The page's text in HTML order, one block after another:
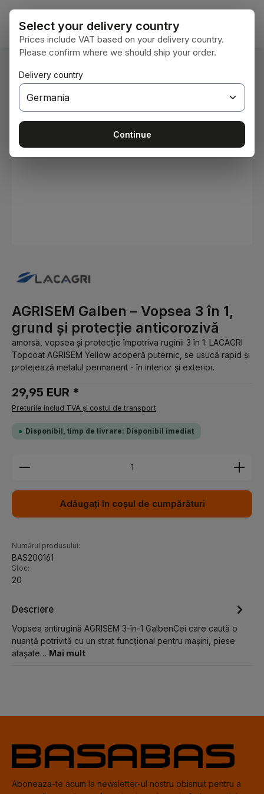
Sari la conținutul principal
Sunteți aici: Acasă
AGRISEM Galben – Vopsea 3 în 1,
grund și protecție anticorozivă
amorsă, vopsea și protecție împotriva ruginii 3 în 1: LACAGRI
Topcoat AGRISEM Yellow acoperă puternic, se usucă rapid și
protejează metalul permanent - în interior și exterior.
29,95 EUR *
Preturile includ TVA și costul de transport
Disponibil, timp de livrare: Disponibil imediat
Cantitate produs: Introduceți cantitatea dorită
Adăugați în coșul de cumpărături
Numărul produsului:
BAS200161
Stoc:
20
Descriere
Vopsea antirugină AGRISEM 3-în-1 GalbenCei care caută o
nuanță potrivită cu un strat funcțional pentru mașini, piese
atașate… Mai mult
Aboneaza-te acum la newsletter-ul nostru obisnuit pentru a
Select your delivery country
Prices include VAT based on your delivery country.
Please confirm where we should ship your order.
Delivery country
Continue